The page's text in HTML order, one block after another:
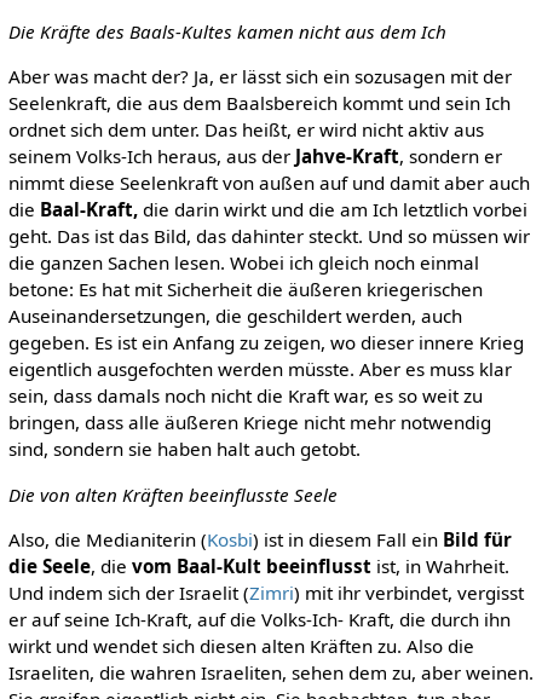
Die Kräfte des Baals-Kultes kamen nicht aus dem Ich
Aber was macht der? Ja, er lässt sich ein sozusagen mit der
Seelenkraft, die aus dem Baalsbereich kommt und sein Ich
ordnet sich dem unter. Das heißt, er wird nicht aktiv aus
seinem Volks-Ich heraus, aus der Jahve-Kraft, sondern er
nimmt diese Seelenkraft von außen auf und damit aber auch
die Baal-Kraft,die darin wirkt und die am Ich letztlich vorbei
geht. Das ist das Bild, das dahinter steckt. Und so müssen wir
die ganzen Sachen lesen. Wobei ich gleich noch einmal
betone: Es hat mit Sicherheit die äußeren kriegerischen
Auseinandersetzungen, die geschildert werden, auch
gegeben. Es ist ein Anfang zu zeigen, wo dieser innere Krieg
eigentlich ausgefochten werden müsste. Aber es muss klar
sein, dass damals noch nicht die Kraft war, es so weit zu
bringen, dass alle äußeren Kriege nicht mehr notwendig
sind, sondern sie haben halt auch getobt.
Die von alten Kräften beeinflusste Seele
Also, die Medianiterin (Kosbi) ist in diesem Fall ein Bild für
die Seele, die vom Baal-Kult beeinflusstist, in Wahrheit.
Und indem sich der Israelit (Zimri) mit ihr verbindet, vergisst
er auf seine Ich-Kraft, auf die Volks-Ich- Kraft, die durch ihn
wirkt und wendet sich diesen alten Kräften zu. Also die
Israeliten, die wahren Israeliten, sehen dem zu, aber weinen.